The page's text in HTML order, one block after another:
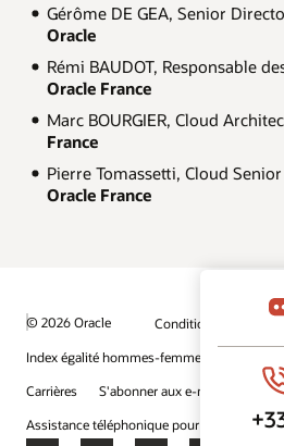
Gérôme DE GEA, Senior
Oracle
Rémi BAUDOT, Responsable
Oracle France
Marc BOURGIER, Cloud
France
Pierre Tomassetti, Cloud
Oracle France
© 2026 Oracle
Conditions
Index égalité hommes-femmes
Carrières
S'abonner aux e-mails
Assistance téléphonique pour le respect de